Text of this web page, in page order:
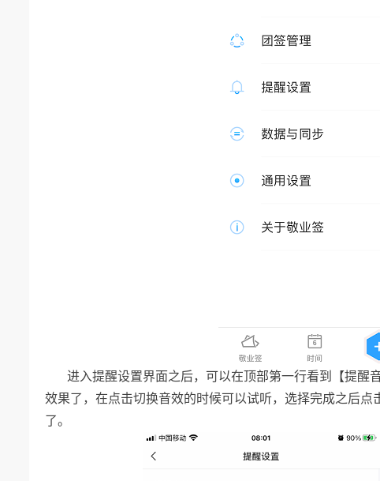
进入提醒设置界面之后，可以在顶部第一行看到【提醒
效果了，在点击切换音效的时候可以试听，选择完成之后点
了。